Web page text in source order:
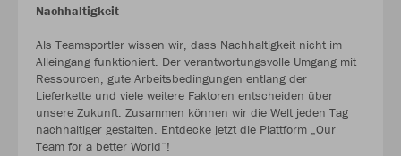
Nachhaltigkeit
Als Teamsportler wissen wir, dass Nachhaltigkeit nicht im
Alleingang funktioniert. Der verantwortungsvolle Umgang mit
Ressourcen, gute Arbeitsbedingungen entlang der
Lieferkette und viele weitere Faktoren entscheiden über
unsere Zukunft. Zusammen können wir die Welt jeden Tag
nachhaltiger gestalten. Entdecke jetzt die Plattform „Our
Team for a better World“!